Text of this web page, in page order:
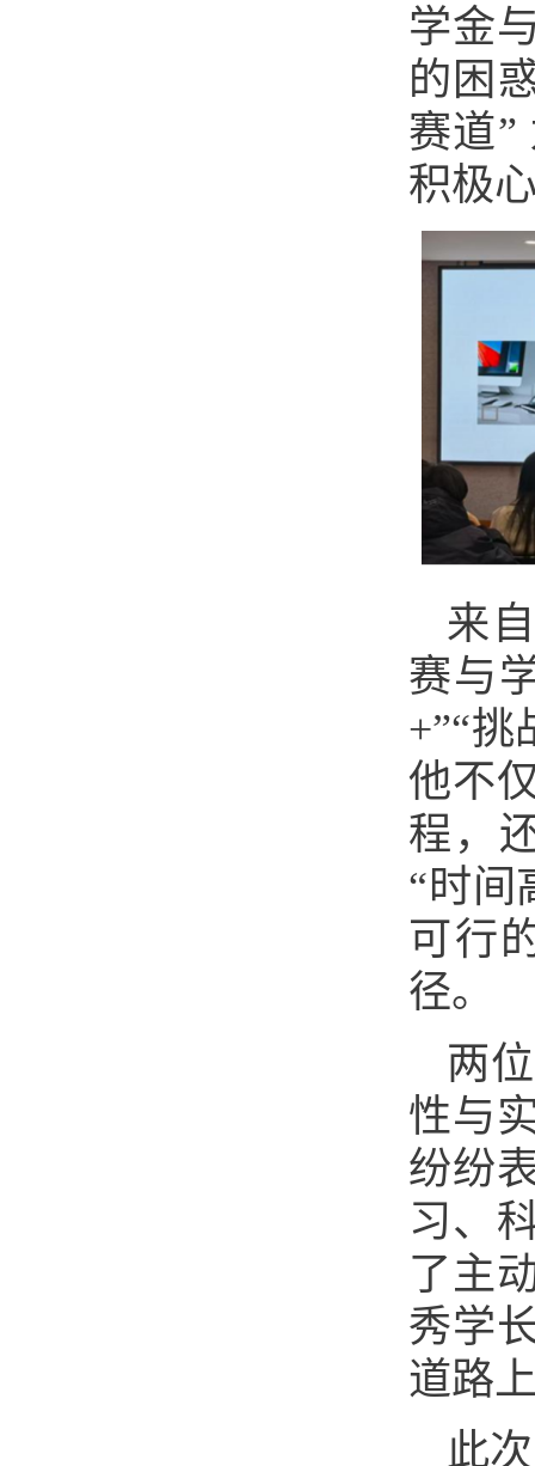
学金
的困
赛道”
积极
来
赛与
+”“
他不
程，
“时间
可行
径。
两
性与
纷纷
习、
了主
秀学
道路
此